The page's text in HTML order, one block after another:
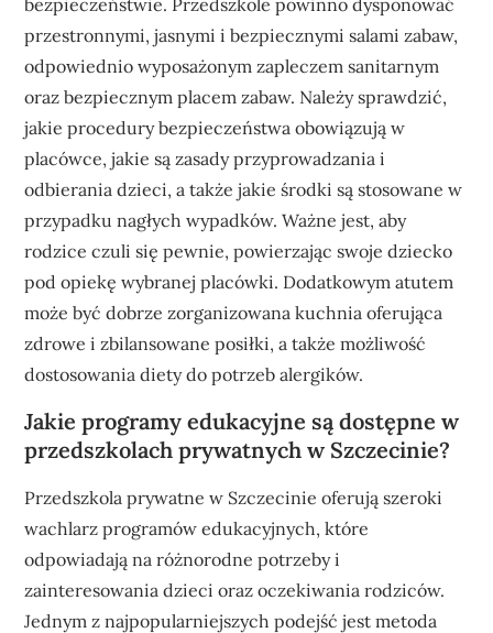
przestronnymi, jasnymi i bezpiecznymi salami zabaw,
odpowiednio wyposażonym zapleczem sanitarnym
oraz bezpiecznym placem zabaw. Należy sprawdzić,
jakie procedury bezpieczeństwa obowiązują w
placówce, jakie są zasady przyprowadzania i
odbierania dzieci, a także jakie środki są stosowane w
przypadku nagłych wypadków. Ważne jest, aby
rodzice czuli się pewnie, powierzając swoje dziecko
pod opiekę wybranej placówki. Dodatkowym atutem
może być dobrze zorganizowana kuchnia oferująca
zdrowe i zbilansowane posiłki, a także możliwość
dostosowania diety do potrzeb alergików.
Jakie programy edukacyjne są dostępne w
przedszkolach prywatnych w Szczecinie?
Przedszkola prywatne w Szczecinie oferują szeroki
wachlarz programów edukacyjnych, które
odpowiadają na różnorodne potrzeby i
zainteresowania dzieci oraz oczekiwania rodziców.
Jednym z najpopularniejszych podejść jest metoda